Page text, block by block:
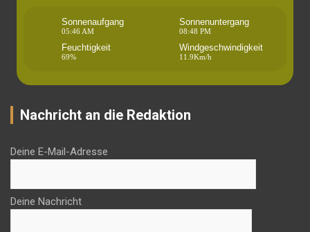
Sonnenaufgang
05:46 AM
Sonnenuntergang
08:48 PM
Feuchtigkeit
69%
Windgeschwindigkeit
11.9Km/h
Nachricht an die Redaktion
Deine E-Mail-Adresse
Deine Nachricht